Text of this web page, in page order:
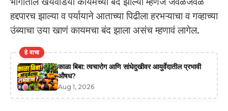
हद्दपारच झाल्या व पर्यायाने आताच्या पिढीला हरभऱ्याचा व गव्हाच्या
उंब्याचा उया खाणं कायमचा बंद झाला असंच म्हणावं लागेल.
हे वाचा
काळा बिबा: त्वचारोग आणि सांधेदुखीवर आयुर्वेदातील प्रभावी
औषध?
Aug 1, 2026